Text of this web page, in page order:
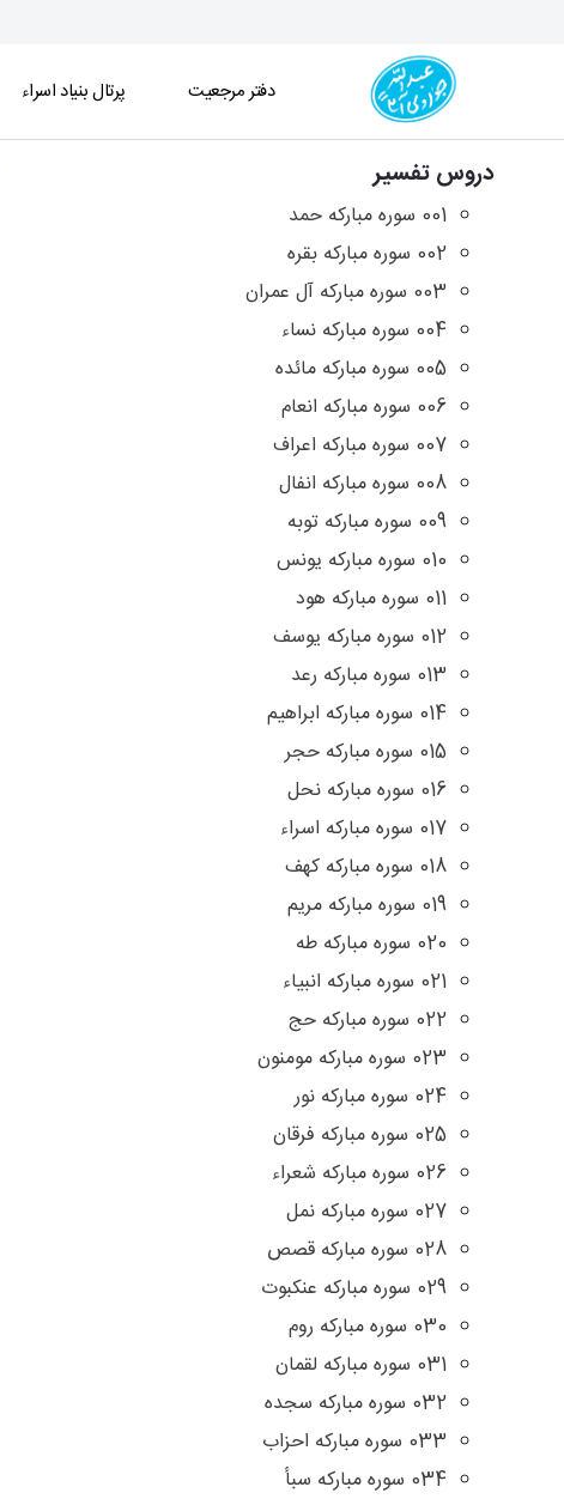
دفتر مرجعیت پرتال بنیاد اسراء
آرشیو دروس تفسیر - دفتر
دروس تفسیر
001 سوره مبارکه حمد
002 سوره مبارکه بقره
003 سوره مبارکه آل عمران
004 سوره مبارکه نساء
005 سوره مبارکه مائده
006 سوره مبارکه انعام
007 سوره مبارکه اعراف
008 سوره مبارکه انفال
009 سوره مبارکه توبه
010 سوره مبارکه یونس
011 سوره مبارکه هود
012 سوره مبارکه یوسف
013 سوره مبارکه رعد
014 سوره مبارکه ابراهیم
015 سوره مبارکه حجر
016 سوره مبارکه نحل
017 سوره مبارکه اسراء
018 سوره مبارکه کهف
019 سوره مبارکه مریم
020 سوره مبارکه طه
021 سوره مبارکه انبیاء
022 سوره مبارکه حج
023 سوره مبارکه مومنون
024 سوره مبارکه نور
025 سوره مبارکه فرقان
026 سوره مبارکه شعراء
027 سوره مبارکه نمل
028 سوره مبارکه قصص
029 سوره مبارکه عنکبوت
030 سوره مبارکه روم
031 سوره مبارکه لقمان
032 سوره مبارکه سجده
033 سوره مبارکه احزاب
034 سوره مبارکه سبأ